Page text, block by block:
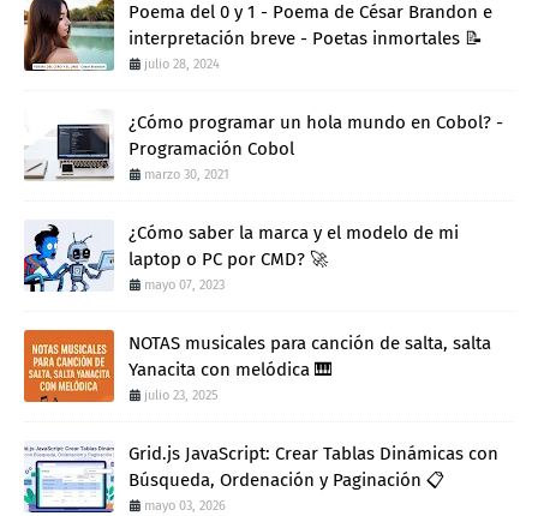
Poema del 0 y 1 - Poema de César Brandon e
interpretación breve - Poetas inmortales 📝
julio 28, 2024
¿Cómo programar un hola mundo en Cobol? -
Programación Cobol
marzo 30, 2021
¿Cómo saber la marca y el modelo de mi
laptop o PC por CMD? 🚀
mayo 07, 2023
NOTAS musicales para canción de salta, salta
Yanacita con melódica 🎹
julio 23, 2025
Grid.js JavaScript: Crear Tablas Dinámicas con
Búsqueda, Ordenación y Paginación 📋
mayo 03, 2026